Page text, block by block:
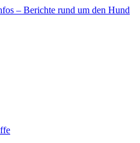
– Berichte rund um den Hund